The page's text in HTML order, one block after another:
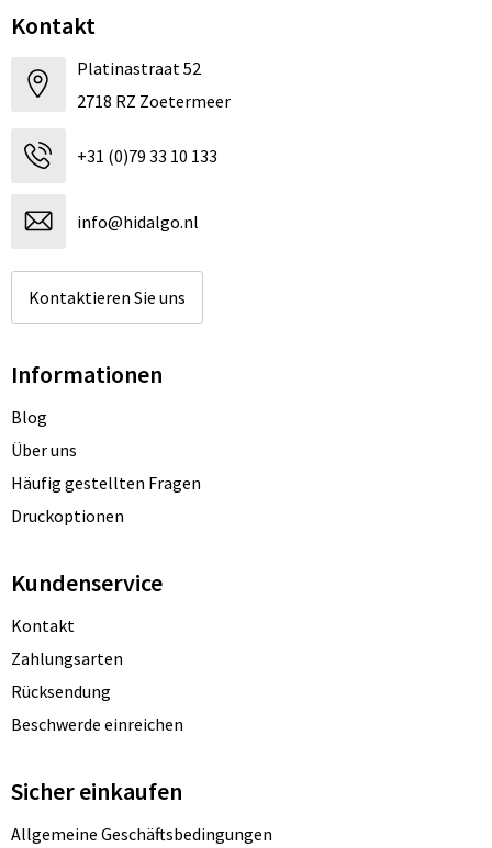
Kontakt
Platinastraat 52
2718 RZ Zoetermeer
+31 (0)79 33 10 133
info@hidalgo.nl
Kontaktieren Sie uns
Informationen
Blog
Über uns
Häufig gestellten Fragen
Druckoptionen
Kundenservice
Kontakt
Zahlungsarten
Rücksendung
Beschwerde einreichen
Sicher einkaufen
Allgemeine Geschäftsbedingungen